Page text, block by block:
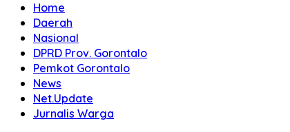
Home
Daerah
Nasional
DPRD Prov. Gorontalo
Pemkot Gorontalo
News
Net.Update
Jurnalis Warga